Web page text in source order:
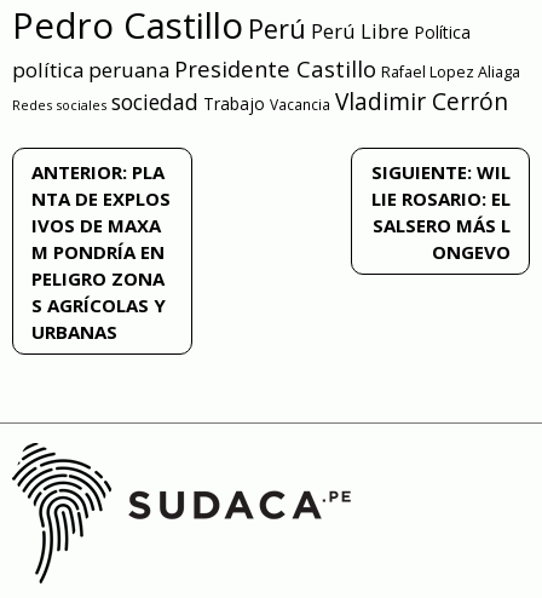
Pedro Castillo Perú Perú Libre Política
política peruana Presidente Castillo Rafael Lopez Aliaga
Redes sociales sociedad Trabajo Vacancia Vladimir Cerrón
Navegación
de
entradas
ANTERIOR: PLA
NTA DE EXPLOS
IVOS DE MAXA
M PONDRÍA EN
PELIGRO ZONA
S AGRÍCOLAS Y
URBANAS
SIGUIENTE: WIL
LIE ROSARIO: EL
SALSERO MÁS L
ONGEVO